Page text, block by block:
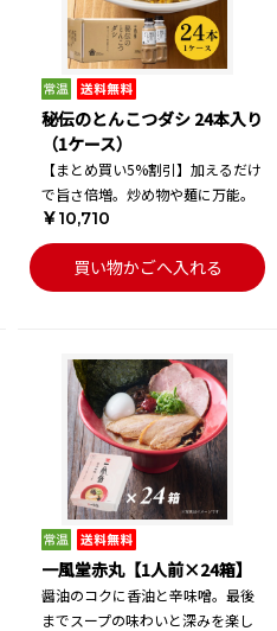
秘伝のとんこつダシ 24本入り
（1ケース）
【まとめ買い5%割引】加えるだけ
で旨さ倍増。炒め物や麺に万能。
￥10,710
買い物かごへ入れる
一風堂赤丸【1人前×24箱】
醤油のコクに香油と辛味噌。最後
までスープの味わいと深みを楽し